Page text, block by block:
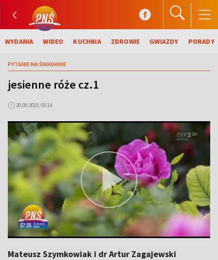
WYDANIA WIDEO KUCHNIA ZDROWIE GWIAZDY PORADY
PYTANIE NA ŚNIADANIE
jesienne róże cz.1
20.09.2019, 05:14
Mateusz Szymkowiak i dr Artur Zagajewski